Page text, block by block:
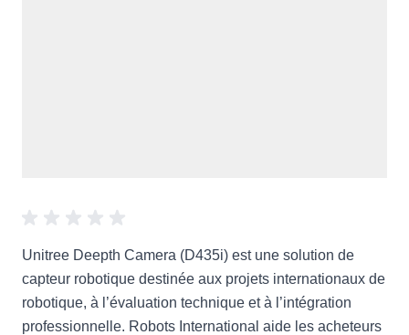
Unitree Deepth Camera (D435i) est une solution de
capteur robotique destinée aux projets internationaux de
robotique, à l’évaluation technique et à l’intégration
professionnelle. Robots International aide les acheteurs